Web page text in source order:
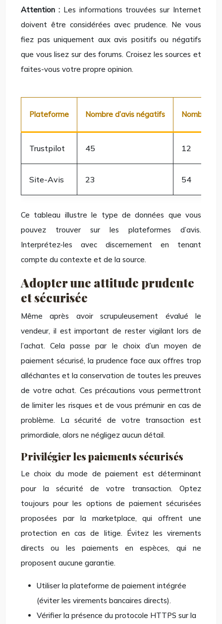
Attention : Les informations trouvées sur Internet
doivent être considérées avec prudence. Ne vous
fiez pas uniquement aux avis positifs ou négatifs
que vous lisez sur des forums. Croisez les sources et
faites-vous votre propre opinion.
Plateforme Nombre d’avis négatifs Nombre
Trustpilot 45 12
Site-Avis 23 54
Ce tableau illustre le type de données que vous
pouvez trouver sur les plateformes d’avis.
Interprétez-les avec discernement en tenant
compte du contexte et de la source.
Adopter une attitude prudente
et sécurisée
Même après avoir scrupuleusement évalué le
vendeur, il est important de rester vigilant lors de
l’achat. Cela passe par le choix d’un moyen de
paiement sécurisé, la prudence face aux offres trop
alléchantes et la conservation de toutes les preuves
de votre achat. Ces précautions vous permettront
de limiter les risques et de vous prémunir en cas de
problème. La sécurité de votre transaction est
primordiale, alors ne négligez aucun détail.
Privilégier les paiements sécurisés
Le choix du mode de paiement est déterminant
pour la sécurité de votre transaction. Optez
toujours pour les options de paiement sécurisées
proposées par la marketplace, qui offrent une
protection en cas de litige. Évitez les virements
directs ou les paiements en espèces, qui ne
proposent aucune garantie.
Utiliser la plateforme de paiement intégrée
(éviter les virements bancaires directs).
Vérifier la présence du protocole HTTPS sur la